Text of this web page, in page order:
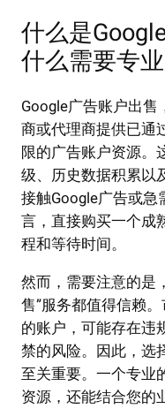
什么是
什么需要专
Google广告账户出
商或代理商提供已通
限的广告账户资源。
级、历史数据积累以
接触Google广告或
言，直接购买一个成
程和等待时间。
然而，需要注意的是
售”服务都值得信赖
的账户，可能存在违
禁的风险。因此，选
至关重要。一个专业
资源，还能结合您的